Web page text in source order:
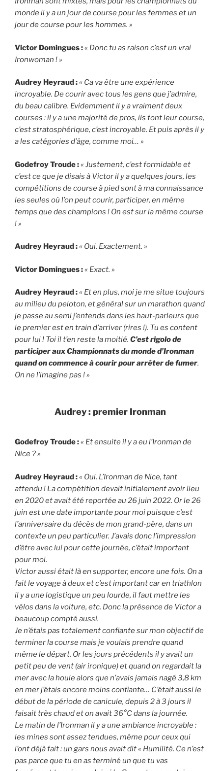
monde il y a un jour de course pour les femmes et un
jour de course pour les hommes. »
Victor Domingues :« Donc tu as raison c’est un vrai
Ironwoman ! »
Audrey Heyraud :« Ca va être une expérience
incroyable. De courir avec tous les gens que j’admire,
du beau calibre. Evidemment il y a vraiment deux
courses : il y a une majorité de pros, ils font leur course,
c’est stratosphérique, c’est incroyable. Et puis après il y
a les catégories d’âge, comme moi… »
Godefroy Troude :« Justement, c’est formidable et
c’est ce que je disais à Victor il y a quelques jours, les
compétitions de course à pied sont à ma connaissance
les seules où l’on peut courir, participer, en même
temps que des champions ! On est sur la même course
! »
Audrey Heyraud :« Oui. Exactement. »
Victor Domingues :« Exact. »
Audrey Heyraud :« Et en plus, moi je me situe toujours
au milieu du peloton, et général sur un marathon quand
je passe au semi j’entends dans les haut-parleurs que
le premier est en train d’arriver (rires !). Tu es content
pour lui ! Toi il t’en reste la moitié. C’est rigolo de
participer aux Championnats du monde d’Ironman
quand on commence à courir pour arrêter de fumer.
On ne l’imagine pas ! »
Audrey : premier Ironman
Godefroy Troude :« Et ensuite il y a eu l’Ironman de
Nice ? »
Audrey Heyraud :« Oui. L’Ironman de Nice, tant
attendu ! La compétition devait initialement avoir lieu
en 2020 et avait été reportée au 26 juin 2022. Or le 26
juin est une date importante pour moi puisque c’est
l’anniversaire du décès de mon grand-père, dans un
contexte un peu particulier. J’avais donc l’impression
d’être avec lui pour cette journée, c’était important
pour moi.
Victor aussi était là en supporter, encore une fois. On a
fait le voyage à deux et c’est important car en triathlon
il y a une logistique un peu lourde, il faut mettre les
vélos dans la voiture, etc. Donc la présence de Victor a
beaucoup compté aussi.
Je n’étais pas totalement confiante sur mon objectif de
terminer la course mais je voulais prendre quand
même le départ. Or les jours précédents il y avait un
petit peu de vent (air ironique) et quand on regardait la
mer avec la houle alors que n’avais jamais nagé 3,8 km
en mer j’étais encore moins confiante… C’était aussi le
début de la période de canicule, depuis 2 à 3 jours il
faisait très chaud et on avait 36°C dans la journée.
Le matin de l’Ironman il y a une ambiance incroyable :
les mines sont assez tendues, même pour ceux qui
l’ont déjà fait : un gars nous avait dit « Humilité. Ce n’est
pas parce que tu en as terminé un que tu vas